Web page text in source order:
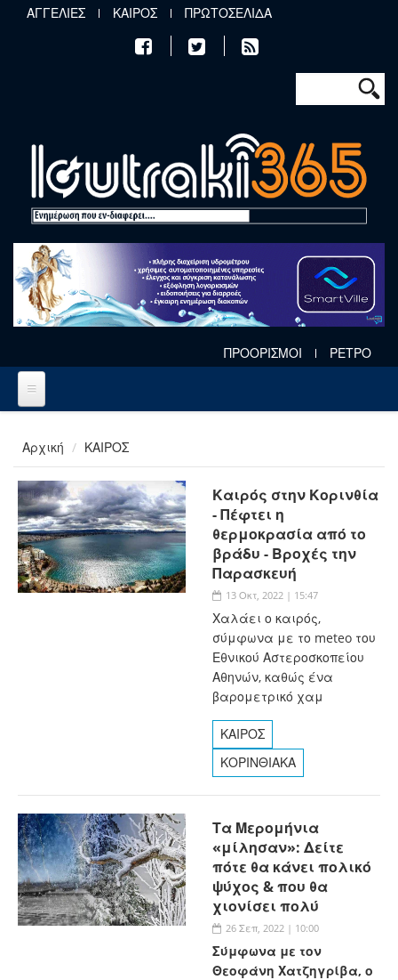
Παράκαμψη προς το κυρίως περιεχόμενο
ΑΓΓΕΛΙΕΣ ΚΑΙΡΟΣ ΠΡΩΤΟΣΕΛΙΔΑ
Φόρμα
Αναζήτηση
ΠΡΟΟΡΙΣΜΟΙ ΡΕΤΡΟ
Αρχική ΚΑΙΡΟΣ
Καιρός στην Κορινθία
- Πέφτει η
θερμοκρασία από το
βράδυ - Βροχές την
Παρασκευή
13 Οκτ, 2022 | 15:47
Χαλάει ο καιρός,
σύμφωνα με το meteo του
Εθνικού Αστεροσκοπείου
Αθηνών, καθώς ένα
βαρομετρικό χαμ
ΚΑΙΡΟΣ
ΚΟΡΙΝΘΙΑΚΑ
Τα Μερομήνια
«μίλησαν»: Δείτε
πότε θα κάνει πολικό
ψύχος & που θα
χιονίσει πολύ
26 Σεπ, 2022 | 10:00
Σύμφωνα με τον
Θεοφάνη Χατζηγρίβα, ο